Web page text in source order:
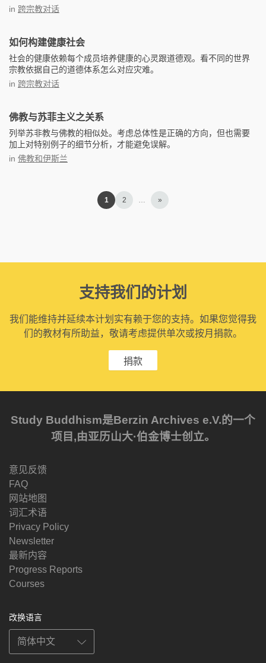
in 跨宗教对话
如何构建健康社会
社会的健康依赖每个成员培养健康的心灵跟道德观。看不同的世界
宗教依据自己的道德体系怎么对应灾难。
in 跨宗教对话
佛教与苏菲主义之关系
列举苏非教与佛教的相似处。考虑总体性是正确的方向，但也需要
加上对特别例子的细节分析，才能避免误解。
in 佛教和伊斯兰
1 2 … »
支持我们的计划
我们能维持并延续本计划实有赖于您的支持。如果您觉得我
们的教材有所助益，敬请考虑提供单次或按月捐款。
捐款
Study Buddhism是Berzin Archives e.V.的一个
项目,由亚历山大·伯金博士创立。
意见反馈
FAQ
网站地图
词汇术语
Privacy Policy
Newsletter
最新内容
Progress Reports
Courses
改换语言